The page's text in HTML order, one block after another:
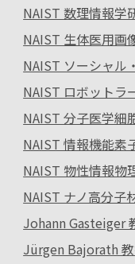
NAIST 数理情報学
NAIST 生体医用画
NAIST ソーシャル
NAIST ロボットラ
NAIST 分子医学細
NAIST 情報機能素
NAIST 物性情報物
NAIST ナノ高分子
Johann Gasteiger
Jürgen Bajorath